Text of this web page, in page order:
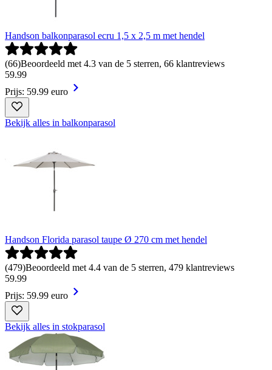
Handson balkonparasol ecru 1,5 x 2,5 m met hendel
(66)Beoordeeld met 4.3 van de 5 sterren, 66 klantreviews
59.99
Prijs: 59.99 euro
Bekijk alles in balkonparasol
Handson Florida parasol taupe Ø 270 cm met hendel
(479)Beoordeeld met 4.4 van de 5 sterren, 479 klantreviews
59.99
Prijs: 59.99 euro
Bekijk alles in stokparasol